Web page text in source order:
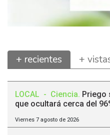
+ recientes +
LOCAL - Ciencia. Priego
que ocultará cerca del
Viernes 7 agosto de 2026